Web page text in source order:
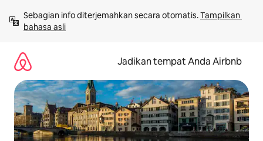
langsung
lihat
Sebagian info diterjemahkan secara otomatis. Tampilkan
bahasa asli
Jadikan tempat Anda Airbnb